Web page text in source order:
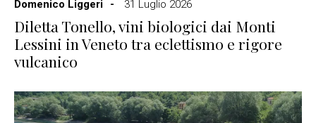
Domenico Liggeri
31 Luglio 2026
Diletta Tonello, vini biologici dai Monti
Lessini in Veneto tra eclettismo e rigore
vulcanico